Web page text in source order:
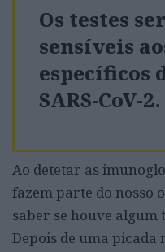
Os testes
sensíveis
específicos
SARS-CoV-2.
Ao detetar as
fazem parte do nosso
saber se houve algum
Depois de uma picada